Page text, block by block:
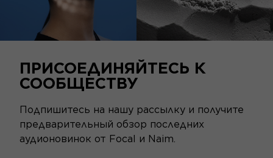
ПРИСОЕДИНЯЙТЕСЬ К
СООБЩЕСТВУ
Подпишитесь на нашу рассылку и получите
предварительный обзор последних
аудионовинок от Focal и Naim.